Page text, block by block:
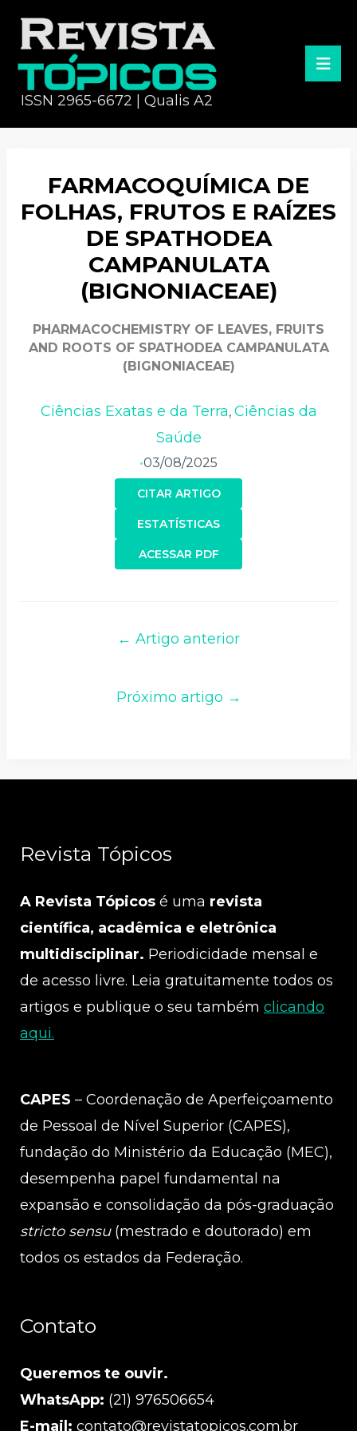
ISSN 2965-6672 | Qualis A2
FARMACOQUÍMICA DE
FOLHAS, FRUTOS E RAÍZES
DE SPATHODEA
CAMPANULATA
(BIGNONIACEAE)
PHARMACOCHEMISTRY OF LEAVES, FRUITS
AND ROOTS OF SPATHODEA CAMPANULATA
(BIGNONIACEAE)
Ciências Exatas e da Terra, Ciências da
Saúde
•03/08/2025
CITAR ARTIGO
ACESSAR PDF
ESTATÍSTICAS
← Artigo anterior
Próximo artigo →
Revista Tópicos
A Revista Tópicos é uma revista
científica, acadêmica e eletrônica
multidisciplinar. Periodicidade mensal e
de acesso livre. Leia gratuitamente todos os
artigos e publique o seu também clicando
aqui.
CAPES – Coordenação de Aperfeiçoamento
de Pessoal de Nível Superior (CAPES),
fundação do Ministério da Educação (MEC),
desempenha papel fundamental na
expansão e consolidação da pós-graduação
stricto sensu(mestrado e doutorado) em
todos os estados da Federação.
Contato
Queremos te ouvir.
WhatsApp: (21) 976506654
E-mail: contato@revistatopicos.com.br